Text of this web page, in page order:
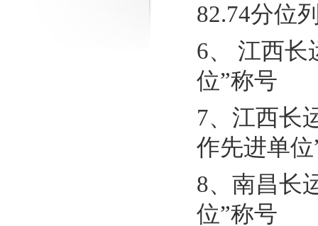
82.74分位
6、 江西长
位”称号
7、江西长
作先进单
8、南昌长
位”称号